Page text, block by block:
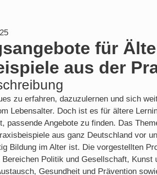
für
aus der
zu erfahren, dazuzulernen und sich
Lebensalter. Doch ist es für ältere
passende Angebote zu finden. Das
aus ganz Deutschland vor
Bildung im Alter ist. Die vorgestellten
Bereichen Politik und Gesellschaft, Kunst
Gesundheit und Prävention